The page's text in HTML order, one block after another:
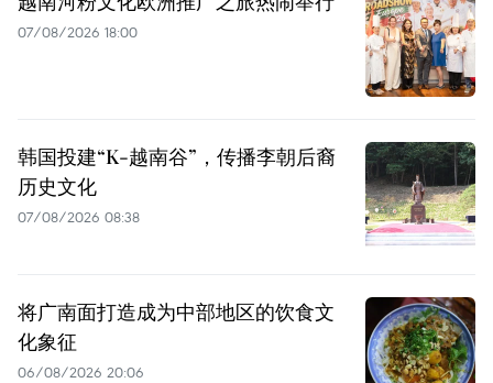
07/08/2026 18:00
韩国投建“K-越南谷”，传播李朝后裔
历史文化
07/08/2026 08:38
将广南面打造成为中部地区的饮食文
化象征
06/08/2026 20:06